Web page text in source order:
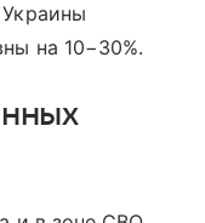
на 10−30%.